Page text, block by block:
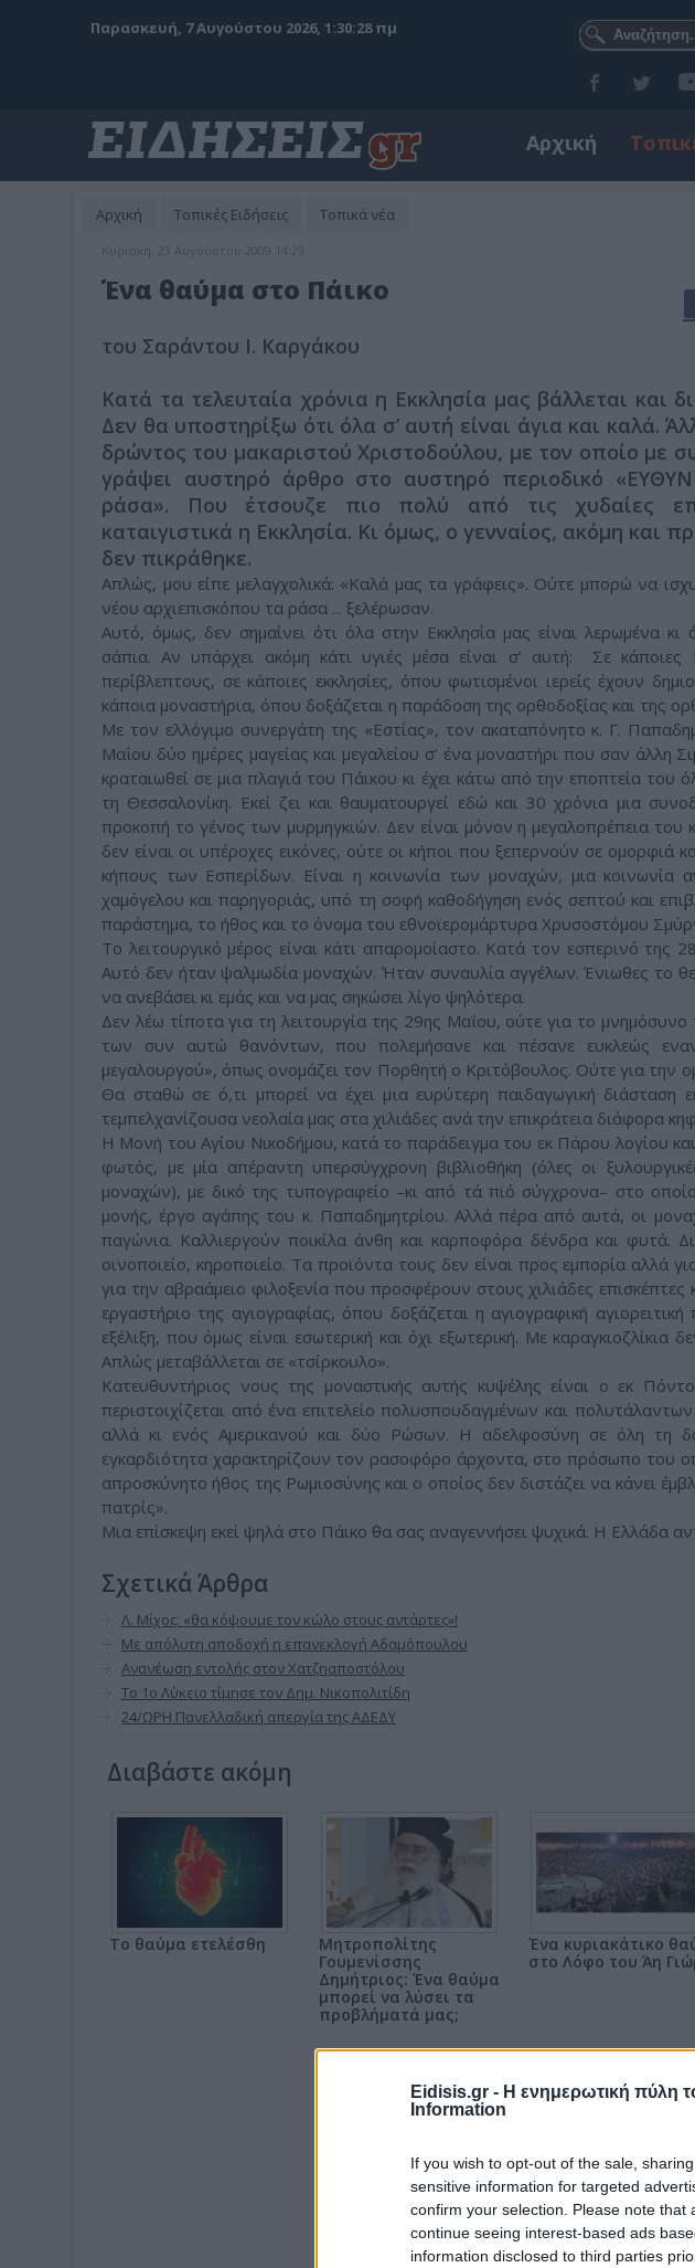
Eidisis.gr - Η ενημερωτική πύλη
Information
If you wish to opt-out of the sale,
sensitive information for targeted
confirm your selection. Please note
continue seeing interest-based ads
information disclosed to third parties
Παρασκευή, 7 Αυγούστου 2026, 1:30:30 πμ
Αρχική
Αρχική Τοπικές Ειδήσεις Τοπικά νέα
Κυριακή, 23 Αυγούστου 2009 14:29
Ένα θαύμα στο Πάικο
του Σαράντου Ι. Καργάκου
Κατά τα τελευταία χρόνια η Εκκλησία μας βάλλεται και
Δεν θα υποστηρίξω ότι όλα σ’ αυτή είναι άγια και καλά.
δρώντος του μακαριστού Χριστοδούλου, με τον οποίο με
γράψει αυστηρό άρθρο στο αυστηρό περιοδικό
ράσα». Που έτσουζε πιο πολύ από τις χυδαίες
καταιγιστικά η Εκκλησία. Κι όμως, ο γενναίος, ακόμη και
δεν πικράθηκε.
Απλώς, μου είπε μελαγχολικά: «Καλά μας τα γράφεις». Ούτε μπορώ να
νέου αρχιεπισκόπου τα ράσα ... ξελέρωσαν.
Αυτό, όμως, δεν σημαίνει ότι όλα στην Εκκλησία μας είναι λερωμένα
σάπια. Αν υπάρχει ακόμη κάτι υγιές μέσα είναι σ’ αυτή: Σε κάποιες
περίβλεπτους, σε κάποιες εκκλησίες, όπου φωτισμένοι ιερείς έχουν
κάποια μοναστήρια, όπου δοξάζεται η παράδοση της ορθοδοξίας και της
Με τον ελλόγιμο συνεργάτη της «Εστίας», τον ακαταπόνητο κ. Γ.
Μαΐου δύο ημέρες μαγείας και μεγαλείου σ’ ένα μοναστήρι που σαν άλλη
κραταιωθεί σε μια πλαγιά του Πάικου κι έχει κάτω από την εποπτεία του
τη Θεσσαλονίκη. Εκεί ζει και θαυματουργεί εδώ και 30 χρόνια μια
προκοπή το γένος των μυρμηγκιών. Δεν είναι μόνον η μεγαλοπρέπεια του
δεν είναι οι υπέροχες εικόνες, ούτε οι κήποι που ξεπερνούν σε ομορφιά
κήπους των Εσπερίδων. Είναι η κοινωνία των μοναχών, μια κοινωνία
χαμόγελου και παρηγοριάς, υπό τη σοφή καθοδήγηση ενός σεπτού και
παράστημα, το ήθος και το όνομα του εθνοϊερομάρτυρα Χρυσοστόμου
Το λειτουργικό μέρος είναι κάτι απαρομοίαστο. Κατά τον εσπερινό της
Αυτό δεν ήταν ψαλμωδία μοναχών. Ήταν συναυλία αγγέλων. Ένιωθες το
να ανεβάσει κι εμάς και να μας σηκώσει λίγο ψηλότερα.
Δεν λέω τίποτα για τη λειτουργία της 29ης Μαΐου, ούτε για το
των συν αυτώ θανόντων, που πολεμήσανε και πέσανε ευκλεώς
μεγαλουργού», όπως ονομάζει τον Πορθητή ο Κριτόβουλος. Ούτε για την
Θα σταθώ σε ό,τι μπορεί να έχει μια ευρύτερη παιδαγωγική διάσταση
τεμπελχανίζουσα νεολαία μας στα χιλιάδες ανά την επικράτεια διάφορα
Η Μονή του Αγίου Νικοδήμου, κατά το παράδειγμα του εκ Πάρου λογίου και
φωτός, με μία απέραντη υπερσύγχρονη βιβλιοθήκη (όλες οι
μοναχών), με δικό της τυπογραφείο –κι από τά πιό σύγχρονα– στο
μονής, έργο αγάπης του κ. Παπαδημητρίου. Αλλά πέρα από αυτά, οι
παγώνια. Καλλιεργούν ποικίλα άνθη και καρποφόρα δένδρα και φυτά.
οινοποιείο, κηροποιείο. Τα προϊόντα τους δεν είναι προς εμπορία αλλά
για την αβραάμειο φιλοξενία που προσφέρουν στους χιλιάδες
εργαστήριο της αγιογραφίας, όπου δοξάζεται η αγιογραφική
εξέλιξη, που όμως είναι εσωτερική και όχι εξωτερική. Με καραγκιοζλίκια
Απλώς μεταβάλλεται σε «τσίρκουλο».
Κατευθυντήριος νους της μοναστικής αυτής κυψέλης είναι ο εκ
περιστοιχίζεται από ένα επιτελείο πολυσπουδαγμένων και
αλλά κι ενός Αμερικανού και δύο Ρώσων. Η αδελφοσύνη σε όλη τη
εγκαρδιότητα χαρακτηρίζουν τον ρασοφόρο άρχοντα, στο πρόσωπο του
απροσκύνητο ήθος της Ρωμιοσύνης και ο οποίος δεν διστάζει να κάνει
πατρίς».
Μια επίσκεψη εκεί ψηλά στο Πάικο θα σας αναγεννήσει ψυχικά. Η Ελλάδα
Σχετικά Άρθρα
Λ. Μίχος: «θα κόψουμε τον κώλο στους αντάρτες»!
Με απόλυτη αποδοχή η επανεκλογή Αδαμόπουλου
Ανανέωση εντολής στον Χατζηαποστόλου
Το 1ο Λύκειο τίμησε τον Δημ. Νικοπολιτίδη
24/ΩΡΗ Πανελλαδική απεργία της ΑΔΕΔΥ
Διαβάστε ακόμη
Το θαύμα ετελέσθη
Μητροπολίτης
Γουμενίσσης
Δημήτριος: Ένα θαύμα
μπορεί να λύσει τα
προβλήματά μας;
Ένα κυριακάτικο
στο Λόφο του Άη